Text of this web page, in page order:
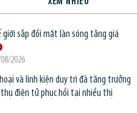
giới sắp đối mặt làn sóng tăng giá
2026
và linh kiện duy trì đà tăng trưởng
điện tử phục hồi tại nhiều thị